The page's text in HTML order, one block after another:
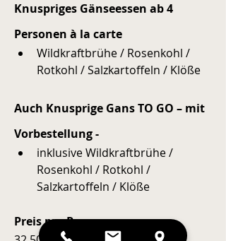
Knuspriges Gänseessen ab 4
Personen à la carte
Wildkraftbrühe / Rosenkohl /
Rotkohl / Salzkartoffeln / Klöße
Auch Knusprige Gans TO GO – mit
Vorbestellung -
inklusive Wildkraftbrühe /
Rosenkohl / Rotkohl /
Salzkartoffeln / Klöße
Preis pro Person: